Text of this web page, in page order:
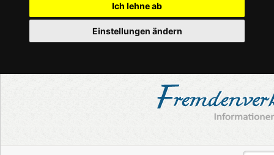
Ich lehne ab
Einstellungen ändern